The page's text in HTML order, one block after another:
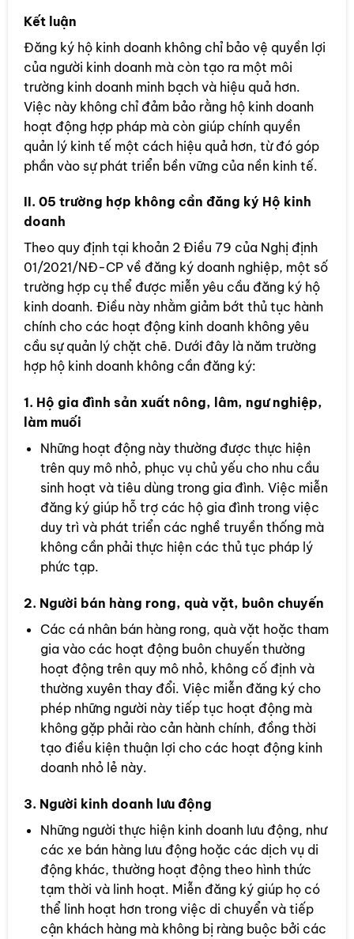
Kết luận
Đăng ký hộ kinh doanh không chỉ bảo vệ quyền lợi
của người kinh doanh mà còn tạo ra một môi
trường kinh doanh minh bạch và hiệu quả hơn.
Việc này không chỉ đảm bảo rằng hộ kinh doanh
hoạt động hợp pháp mà còn giúp chính quyền
quản lý kinh tế một cách hiệu quả hơn, từ đó góp
phần vào sự phát triển bền vững của nền kinh tế.
II. 05 trường hợp không cần đăng ký Hộ kinh
doanh
Theo quy định tại khoản 2 Điều 79 của Nghị định
01/2021/NĐ-CP về đăng ký doanh nghiệp, một số
trường hợp cụ thể được miễn yêu cầu đăng ký hộ
kinh doanh. Điều này nhằm giảm bớt thủ tục hành
chính cho các hoạt động kinh doanh không yêu
cầu sự quản lý chặt chẽ. Dưới đây là năm trường
hợp hộ kinh doanh không cần đăng ký:
1. Hộ gia đình sản xuất nông, lâm, ngư nghiệp,
làm muối
Những hoạt động này thường được thực hiện
trên quy mô nhỏ, phục vụ chủ yếu cho nhu cầu
sinh hoạt và tiêu dùng trong gia đình. Việc miễn
đăng ký giúp hỗ trợ các hộ gia đình trong việc
duy trì và phát triển các nghề truyền thống mà
không cần phải thực hiện các thủ tục pháp lý
phức tạp.
2. Người bán hàng rong, quà vặt, buôn chuyến
Các cá nhân bán hàng rong, quà vặt hoặc tham
gia vào các hoạt động buôn chuyến thường
hoạt động trên quy mô nhỏ, không cố định và
thường xuyên thay đổi. Việc miễn đăng ký cho
phép những người này tiếp tục hoạt động mà
không gặp phải rào cản hành chính, đồng thời
tạo điều kiện thuận lợi cho các hoạt động kinh
doanh nhỏ lẻ này.
3. Người kinh doanh lưu động
Những người thực hiện kinh doanh lưu động, như
các xe bán hàng lưu động hoặc các dịch vụ di
động khác, thường hoạt động theo hình thức
tạm thời và linh hoạt. Miễn đăng ký giúp họ có
thể linh hoạt hơn trong việc di chuyển và tiếp
cận khách hàng mà không bị ràng buộc bởi các